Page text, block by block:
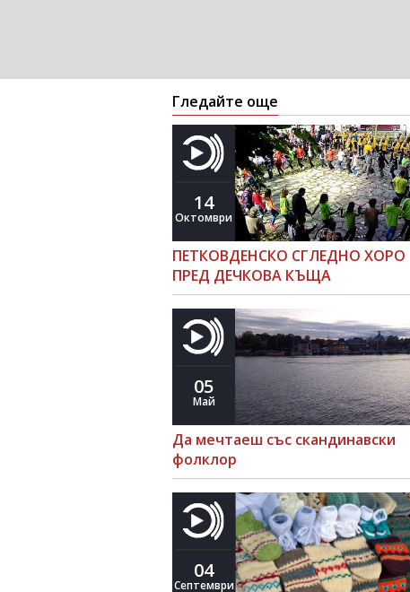
Гледайте още
14
Октомври
ПЕТКОВДЕНСКО СГЛЕДНО ХОРО
ПРЕД ДЕЧКОВА КЪЩА
05
Май
Да мечтаеш със скандинавски
фолклор
04
Септември